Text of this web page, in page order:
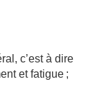
c’est à dire
et fatigue ;